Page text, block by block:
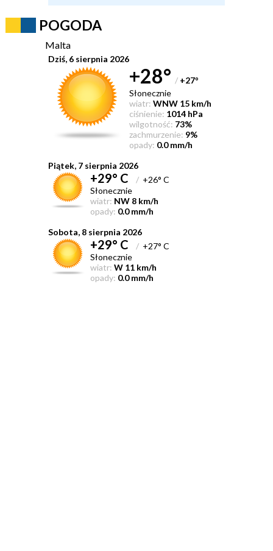
POGODA
Malta
Dziś, 6 sierpnia 2026
+28° / +27°
Słonecznie
wiatr: WNW 15 km/h
ciśnienie: 1014 hPa
wilgotność: 73%
zachmurzenie: 9%
opady: 0.0 mm/h
Piątek, 7 sierpnia 2026
+29° C /+26° C
Słonecznie
wiatr: NW 8 km/h
opady: 0.0 mm/h
Sobota, 8 sierpnia 2026
+29° C /+27° C
Słonecznie
wiatr: W 11 km/h
opady: 0.0 mm/h